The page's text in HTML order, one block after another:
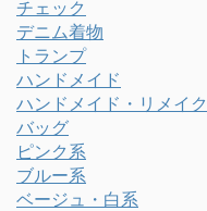
チェック
デニム着物
トランプ
ハンドメイド
ハンドメイド・リメイク
バッグ
ピンク系
ブルー系
ベージュ・白系